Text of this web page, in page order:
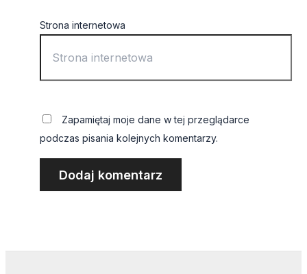
Strona internetowa
Zapamiętaj moje dane w tej przeglądarce
podczas pisania kolejnych komentarzy.